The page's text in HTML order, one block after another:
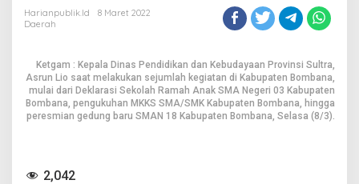
m
b
a
n
a
Harianpublik.id
8 Maret 2022
Daerah
Ketgam : Kepala Dinas Pendidikan dan Kebudayaan Provinsi Sultra,
Asrun Lio saat melakukan sejumlah kegiatan di Kabupaten Bombana,
mulai dari Deklarasi Sekolah Ramah Anak SMA Negeri 03 Kabupaten
Bombana, pengukuhan MKKS SMA/SMK Kabupaten Bombana, hingga
peresmian gedung baru SMAN 18 Kabupaten Bombana, Selasa (8/3).
2,042